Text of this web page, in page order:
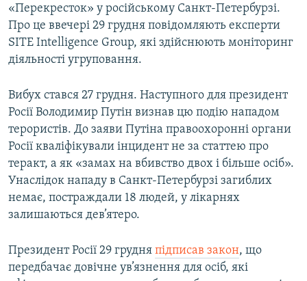
«Перекресток» у російському Санкт-Петербурзі.
Про це ввечері 29 грудня повідомляють експерти
SITE Intelligence Group, які здійснюють моніторинг
діяльності угруповання.
Вибух стався 27 грудня. Наступного для президент
Росії Володимир Путін визнав цю подію нападом
терористів. До заяви Путіна правоохоронні органи
Росії кваліфікували інцидент не за статтею про
теракт, а як «замах на вбивство двох і більше осіб».
Унаслідок нападу в Санкт-Петербурзі загиблих
немає, постраждали 18 людей, у лікарнях
залишаються дев’ятеро.
Президент Росії 29 грудня підписав закон, що
передбачає довічне ув’язнення для осіб, які